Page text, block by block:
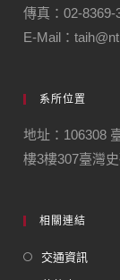
傳真：02-8369-
E-Mail：
系所位置
地址：106308
樓3樓307臺灣
相關連結
交通資訊